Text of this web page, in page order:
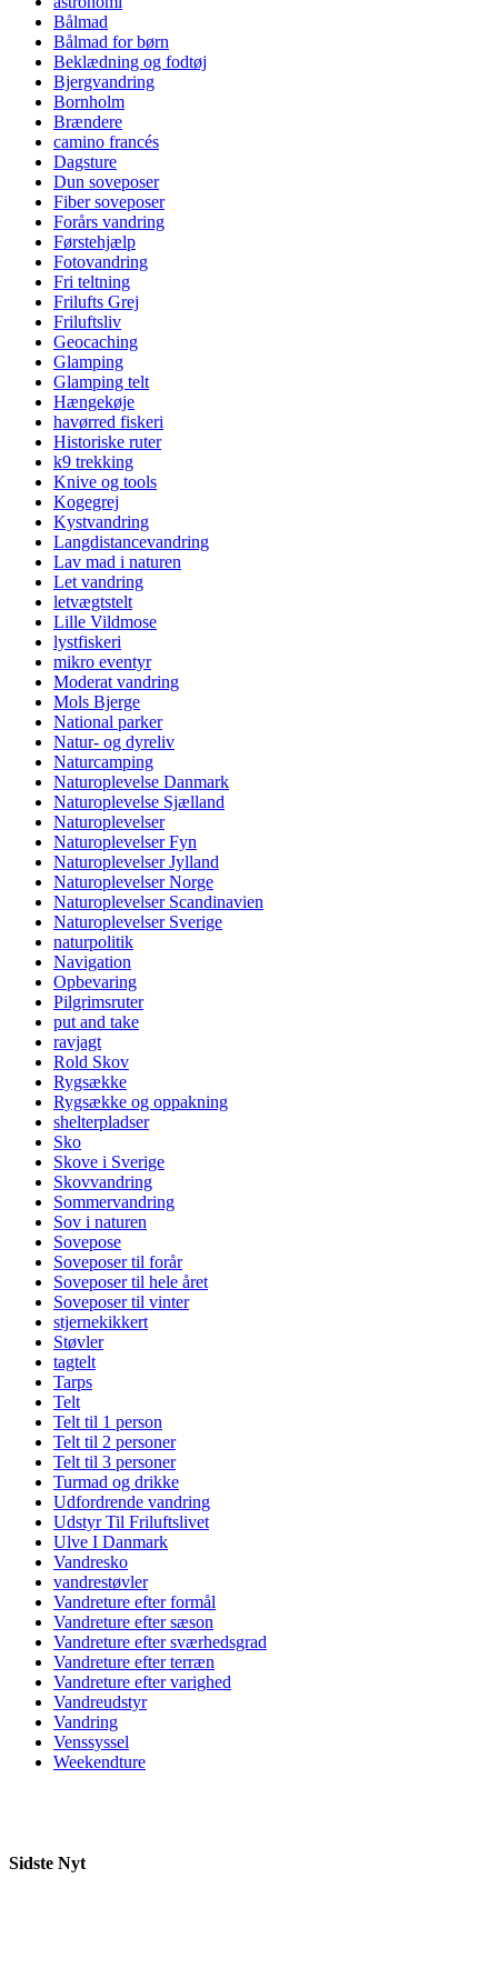
Bålmad
Bålmad for børn
Beklædning og fodtøj
Bjergvandring
Bornholm
Brændere
camino francés
Dagsture
Dun soveposer
Fiber soveposer
Forårs vandring
Førstehjælp
Fotovandring
Fri teltning
Frilufts Grej
Friluftsliv
Geocaching
Glamping
Glamping telt
Hængekøje
havørred fiskeri
Historiske ruter
k9 trekking
Knive og tools
Kogegrej
Kystvandring
Langdistancevandring
Lav mad i naturen
Let vandring
letvægtstelt
Lille Vildmose
lystfiskeri
mikro eventyr
Moderat vandring
Mols Bjerge
National parker
Natur- og dyreliv
Naturcamping
Naturoplevelse Danmark
Naturoplevelse Sjælland
Naturoplevelser
Naturoplevelser Fyn
Naturoplevelser Jylland
Naturoplevelser Norge
Naturoplevelser Scandinavien
Naturoplevelser Sverige
naturpolitik
Navigation
Opbevaring
Pilgrimsruter
put and take
ravjagt
Rold Skov
Rygsække
Rygsække og oppakning
shelterpladser
Sko
Skove i Sverige
Skovvandring
Sommervandring
Sov i naturen
Sovepose
Soveposer til forår
Soveposer til hele året
Soveposer til vinter
stjernekikkert
Støvler
tagtelt
Tarps
Telt
Telt til 1 person
Telt til 2 personer
Telt til 3 personer
Turmad og drikke
Udfordrende vandring
Udstyr Til Friluftslivet
Ulve I Danmark
Vandresko
vandrestøvler
Vandreture efter formål
Vandreture efter sæson
Vandreture efter sværhedsgrad
Vandreture efter terræn
Vandreture efter varighed
Vandreudstyr
Vandring
Venssyssel
Weekendture
Sidste Nyt